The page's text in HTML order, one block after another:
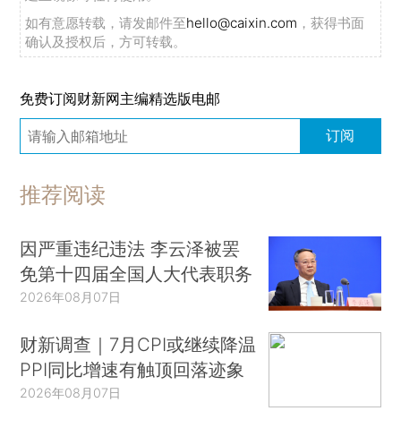
如有意愿转载，请发邮件至hello@caixin.com ，获得书面
确认及授权后，方可转载。
免费订阅财新网主编精选版电邮
订阅
推荐阅读
因严重违纪违法 李云泽被罢
免第十四届全国人大代表职务
2026年08月07日
财新调查｜7月CPI或继续降温
PPI同比增速有触顶回落迹象
2026年08月07日